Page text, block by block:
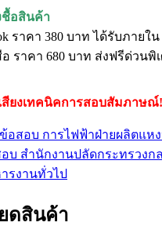
ชื้อสินค้า
ราคา 380 บาท ได้รับภายใ
ราคา 680 บาท ส่งฟรีด่วนพิ
สียงเทคนิคการสอบสัมภาษณ์
อสอบ การไฟฟ้าฝ่ายผลิตแห
บ สำนักงานปลัดกระทรวงก
รงานทั่วไป
ดสินค้า